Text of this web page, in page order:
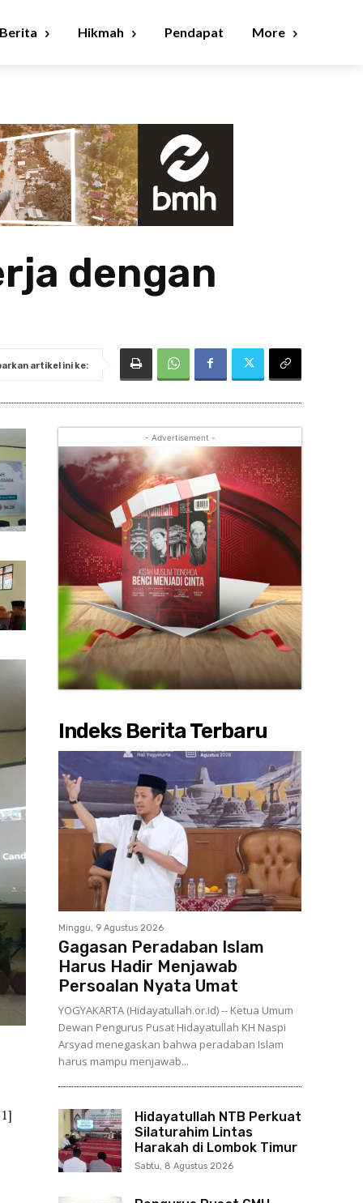
Berita Hikmah Pendapat More
dengan
artikel ini ke:
- Advertisement -
Indeks Berita Terbaru
Minggu, 9 Agustus 2026
Gagasan Peradaban Islam
Harus Hadir Menjawab
Persoalan Nyata Umat
YOGYAKARTA (Hidayatullah.or.id) -- Ketua Umum
Dewan Pengurus Pusat Hidayatullah KH Naspi
Arsyad menegaskan bahwa peradaban Islam
harus mampu menjawab...
Hidayatullah NTB Perkuat
Silaturahim Lintas
Harakah di Lombok Timur
Sabtu, 8 Agustus 2026